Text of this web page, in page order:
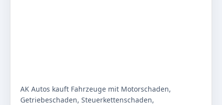
AK Autos kauft Fahrzeuge mit Motorschaden,
Getriebeschaden, Steuerkettenschaden,